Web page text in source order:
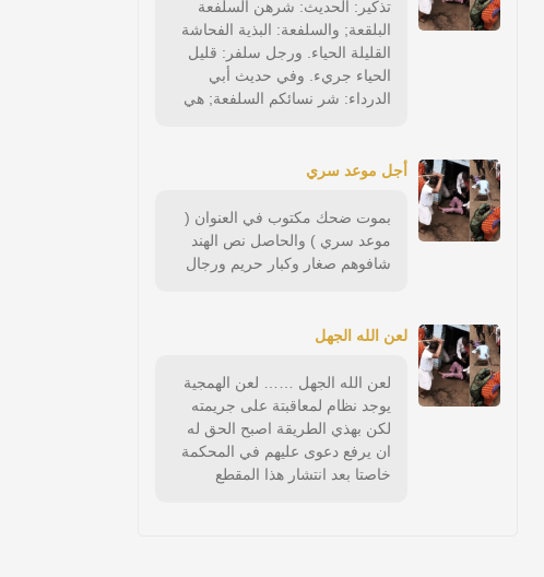
تذكير: الحديث: شرهن السلفعة
البلقعة; والسلفعة: البذية الفحاشة
القليلة الحياء. ورجل سلفر: قليل
الحياء جريء. وفي حديث أبي
الدرداء: شر نسائكم السلفعة; هي
أجل موعد سري
بموت ضحك مكتوب في العنوان (
موعد سري ) والحاصل نص الهند
شافوهم صغار وكبار حريم ورجال
لعن الله الجهل
لعن الله الجهل …… لعن الهمجية
يوجد نظام لمعاقبتة على جريمته
لكن بهذي الطريقة اصبح الحق له
ان يرفع دعوى عليهم في المحكمة
خاصتا بعد انتشار هذا المقطع